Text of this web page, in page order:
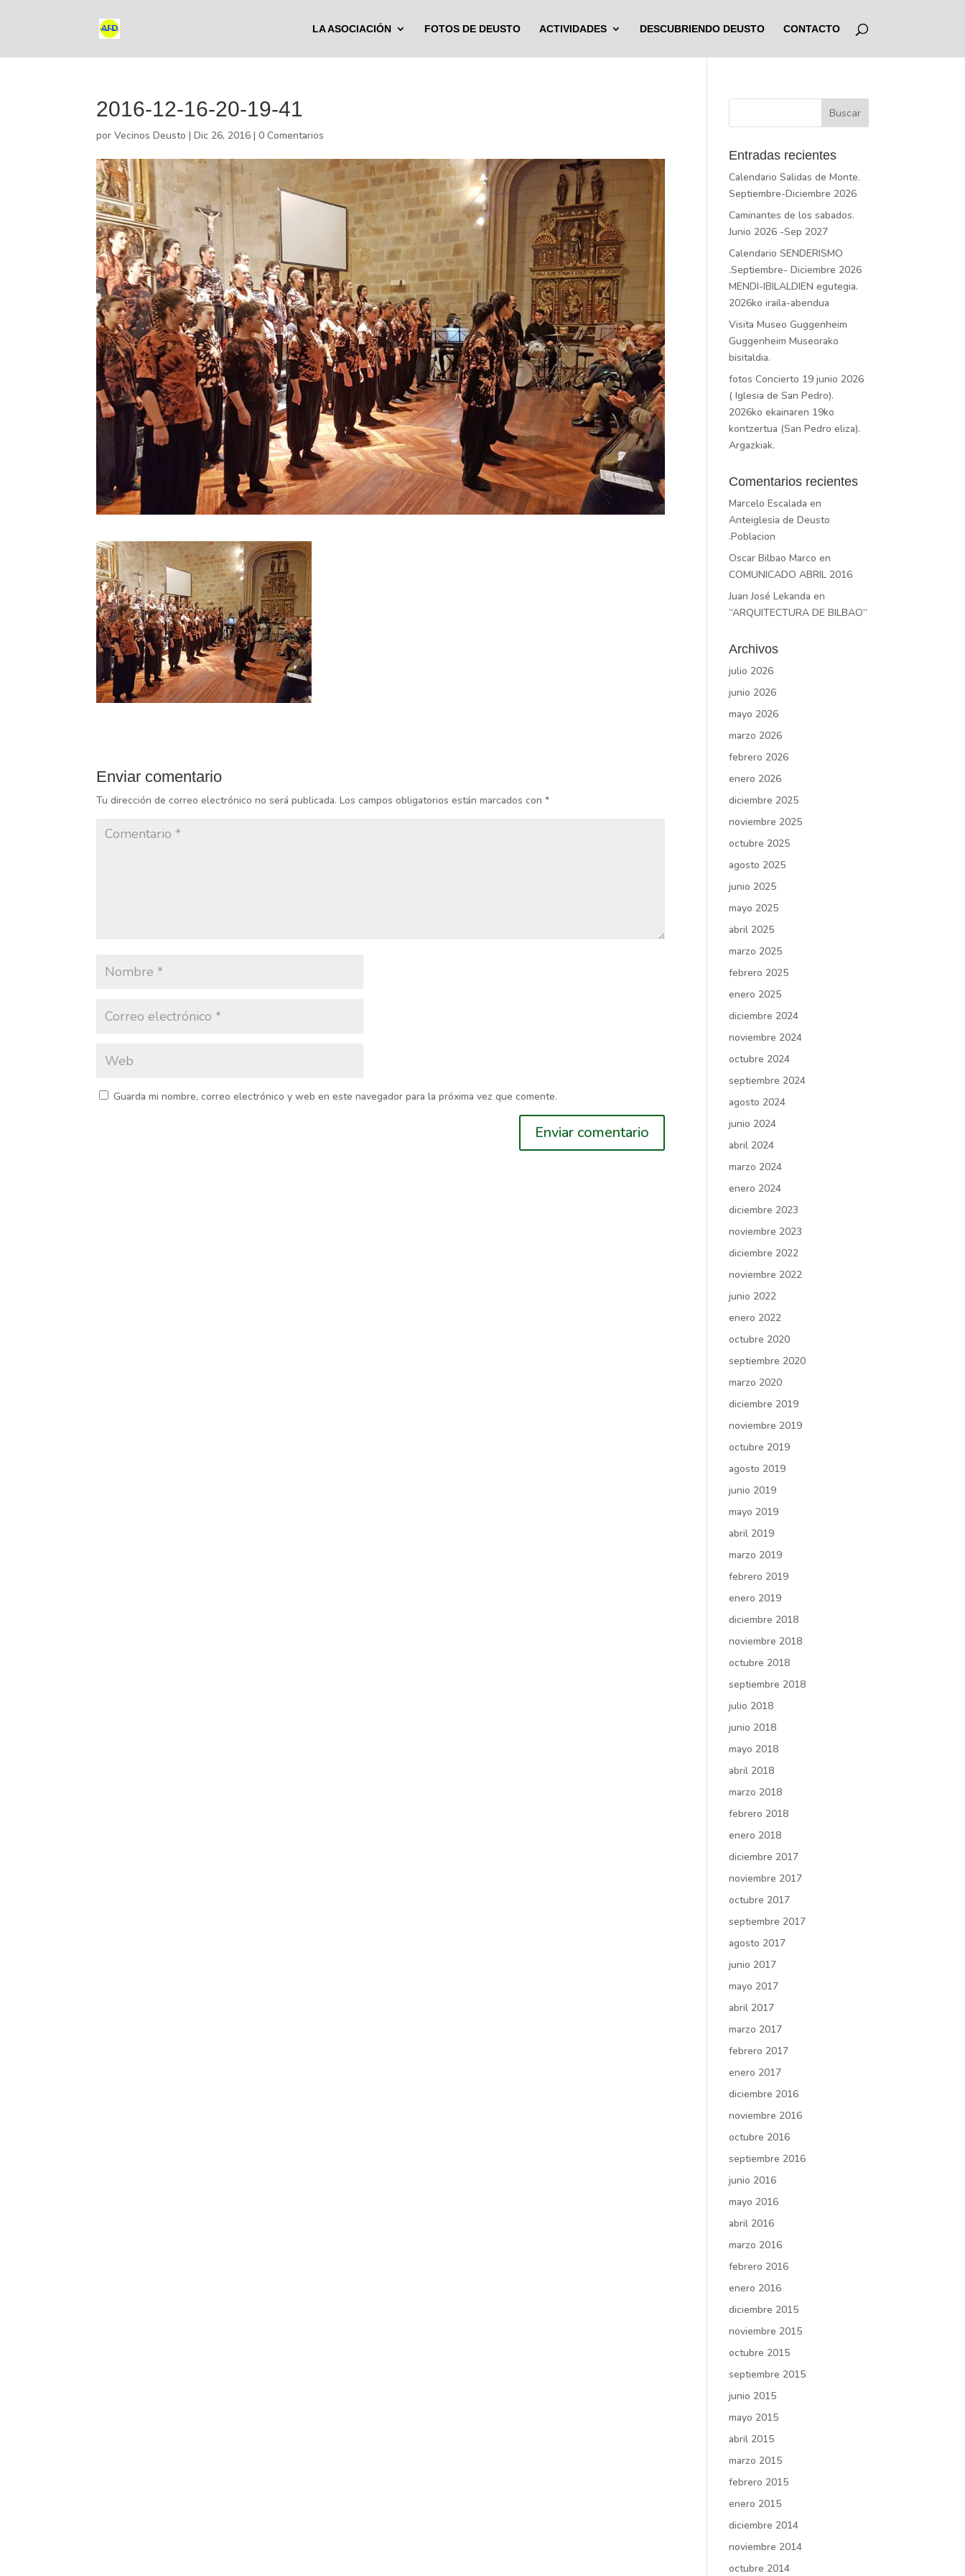
LA ASOCIACIÓN FOTOS DE DEUSTO ACTIVIDADES DESCUBRIENDO DEUSTO CONTACTO
2016-12-16-20-19-41
porVecinos Deusto |Dic 26, 2016 |0 Comentarios
Enviar comentario
Tu dirección de correo electrónico no será publicada. Los campos obligatorios están marcados con*
Guarda mi nombre, correo electrónico y web en este navegador para la próxima vez que comente.
Entradas recientes
Calendario Salidas de Monte.
Septiembre-Diciembre 2026
Caminantes de los sabados.
Junio 2026 -Sep 2027
Calendario SENDERISMO
.Septiembre- Diciembre 2026
MENDI-IBILALDIEN egutegia.
2026ko iraila-abendua
Visita Museo Guggenheim
Guggenheim Museorako
bisitaldia.
fotos Concierto 19 junio 2026
( Iglesia de San Pedro).
2026ko ekainaren 19ko
kontzertua (San Pedro eliza).
Argazkiak.
Comentarios recientes
Marcelo Escalada en
Anteiglesia de Deusto
.Poblacion
Oscar Bilbao Marco en
COMUNICADO ABRIL 2016
Juan José Lekanda en
“ARQUITECTURA DE BILBAO”
Archivos
julio 2026
junio 2026
mayo 2026
marzo 2026
febrero 2026
enero 2026
diciembre 2025
noviembre 2025
octubre 2025
agosto 2025
junio 2025
mayo 2025
abril 2025
marzo 2025
febrero 2025
enero 2025
diciembre 2024
noviembre 2024
octubre 2024
septiembre 2024
agosto 2024
junio 2024
abril 2024
marzo 2024
enero 2024
diciembre 2023
noviembre 2023
diciembre 2022
noviembre 2022
junio 2022
enero 2022
octubre 2020
septiembre 2020
marzo 2020
diciembre 2019
noviembre 2019
octubre 2019
agosto 2019
junio 2019
mayo 2019
abril 2019
marzo 2019
febrero 2019
enero 2019
diciembre 2018
noviembre 2018
octubre 2018
septiembre 2018
julio 2018
junio 2018
mayo 2018
abril 2018
marzo 2018
febrero 2018
enero 2018
diciembre 2017
noviembre 2017
octubre 2017
septiembre 2017
agosto 2017
junio 2017
mayo 2017
abril 2017
marzo 2017
febrero 2017
enero 2017
diciembre 2016
noviembre 2016
octubre 2016
septiembre 2016
junio 2016
mayo 2016
abril 2016
marzo 2016
febrero 2016
enero 2016
diciembre 2015
noviembre 2015
octubre 2015
septiembre 2015
junio 2015
mayo 2015
abril 2015
marzo 2015
febrero 2015
enero 2015
diciembre 2014
noviembre 2014
octubre 2014